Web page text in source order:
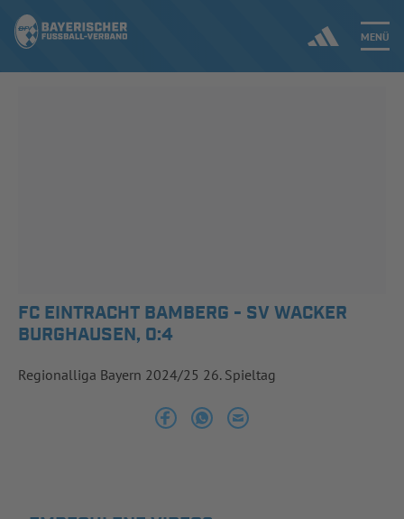
MENÜ
AUSBILDUNG & FÖRDERUNG
INFOTHEK SPIELPLUS
FC EINTRACHT BAMBERG - SV WACKER
BURGHAUSEN, 0:4
Regionalliga Bayern 2024/25 26. Spieltag